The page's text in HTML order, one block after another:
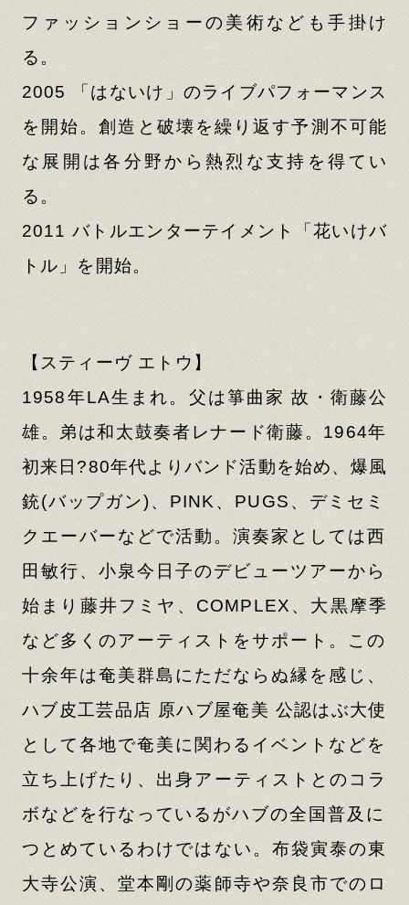
ファッションショーの美術なども手掛け
る。
2005 「はないけ」のライブパフォーマンス
を開始。創造と破壊を繰り返す予測不可能
な展開は各分野から熱烈な支持を得てい
る。
2011 バトルエンターテイメント「花いけバ
トル」を開始。
【スティーヴ エトウ】
1958年LA生まれ。父は箏曲家 故・衛藤公
雄。弟は和太鼓奏者レナード衛藤。1964年
初来日?80年代よりバンド活動を始め、爆風
銃(バップガン)、PINK、PUGS、デミセミ
クエーバーなどで活動。演奏家としては西
田敏行、小泉今日子のデビューツアーから
始まり藤井フミヤ、COMPLEX、大黒摩季
など多くのアーティストをサポート。この
十余年は奄美群島にただならぬ縁を感じ、
ハブ皮工芸品店 原ハブ屋奄美 公認はぶ大使
として各地で奄美に関わるイベントなどを
立ち上げたり、出身アーティストとのコラ
ボなどを行なっているがハブの全国普及に
つとめているわけではない。布袋寅泰の東
大寺公演、堂本剛の薬師寺や奈良市でのロ